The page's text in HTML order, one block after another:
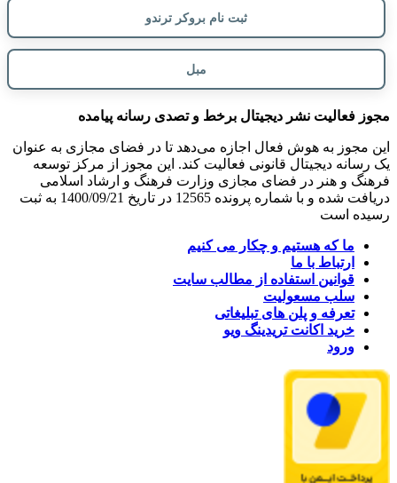
ثبت نام بروکر ترندو
مبل
مجوز فعالیت نشر دیجیتال برخط و تصدی رسانه پیامده
این مجوز به هوش فعال اجازه می‌دهد تا در فضای مجازی به عنوان
یک رسانه دیجیتال قانونی فعالیت کند. این مجوز از مرکز توسعه
فرهنگ و هنر در فضای مجازی وزارت فرهنگ و ارشاد اسلامی
دریافت شده و با شماره پرونده 12565 در تاریخ 1400/09/21 به ثبت
رسیده است
ما که هستیم و چکار می کنیم
ارتباط با ما
قوانین استفاده از مطالب سایت
سلب مسعولیت
تعرفه و پلن های تبلیغاتی
خرید اکانت تریدینگ ویو
ورود